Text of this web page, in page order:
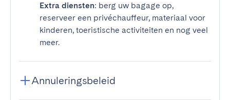
Extra diensten: berg uw bagage op,
reserveer een privéchauffeur, materiaal voor
kinderen, toeristische activiteiten en nog veel
meer.
Annuleringsbeleid